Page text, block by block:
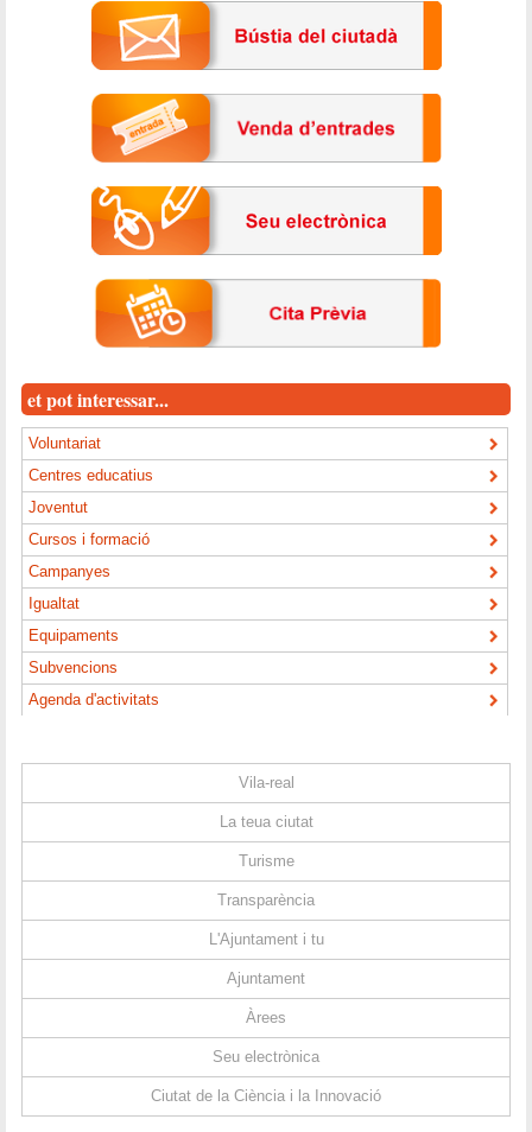
et pot interessar...
Voluntariat
Centres educatius
Joventut
Cursos i formació
Campanyes
Igualtat
Equipaments
Subvencions
Agenda d'activitats
Vila-real
La teua ciutat
Turisme
Transparència
L'Ajuntament i tu
Ajuntament
Àrees
Seu electrònica
Ciutat de la Ciència i la Innovació